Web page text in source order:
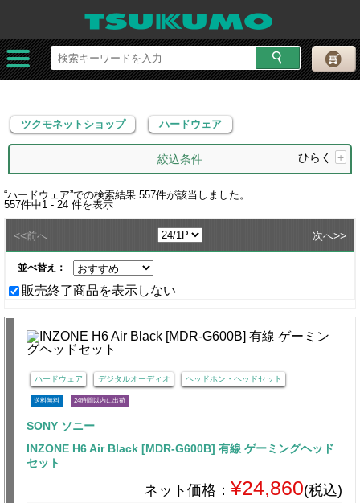
ツクモネットショップ ハードウェア
ツクモネットショップ ハードウェア
絞込条件 ひらく +
“ハードウェア”での検索結果 557件が該当しました。
557件中1 - 24 件を表示
<<前へ 次へ>>
並べ替え：
販売終了商品を表示しない
ハードウェア デジタルオーディオ ヘッドホン・ヘッドセット
送料無料 24時間以内に出荷
SONY ソニー
INZONE H6 Air Black [MDR-G600B] 有線 ゲーミングヘッド
セット
ネット価格： ¥24,860(税込)